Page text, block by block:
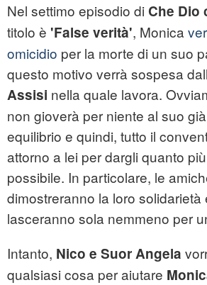
Nel settimo episodio di Che Dio
titolo è 'False verità', Monica
omicidio per la morte di un suo
questo motivo verrà sospesa
Assisi nella quale lavora.
non gioverà per niente al suo
equilibrio e quindi, tutto il
attorno a lei per dargli quanto
possibile. In particolare, le
dimostreranno la loro solidarietà
lasceranno sola nemmeno per
Intanto, Nico e Suor Angela
qualsiasi cosa per aiutare